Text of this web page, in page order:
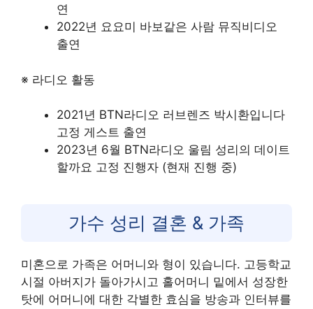
연
2022년 요요미 바보같은 사람 뮤직비디오
출연
※ 라디오 활동
2021년 BTN라디오 러브렌즈 박시환입니다
고정 게스트 출연
2023년 6월 BTN라디오 울림 성리의 데이트
할까요 고정 진행자 (현재 진행 중)
가수 성리 결혼 & 가족
미혼으로 가족은 어머니와 형이 있습니다. 고등학교
시절 아버지가 돌아가시고 홀어머니 밑에서 성장한
탓에 어머니에 대한 각별한 효심을 방송과 인터뷰를